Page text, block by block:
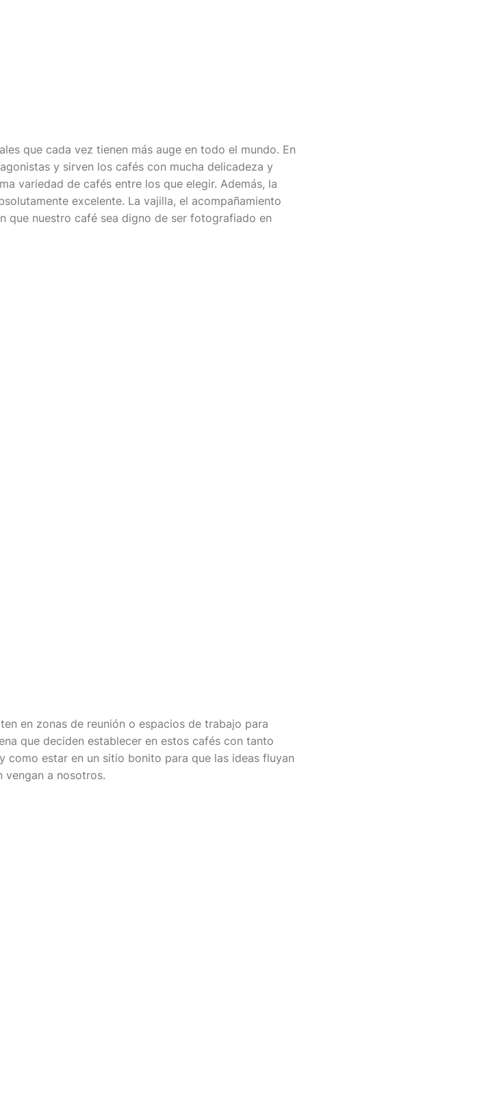
que cada vez tienen más auge en todo el mundo. En
y sirven los cafés con mucha delicadeza y
variedad de cafés entre los que elegir. Además, la
excelente. La vajilla, el acompañamiento
que nuestro café sea digno de ser fotografiado en
en zonas de reunión o espacios de trabajo para
que deciden establecer en estos cafés con tanto
como estar en un sitio bonito para que las ideas fluyan
vengan a nosotros.